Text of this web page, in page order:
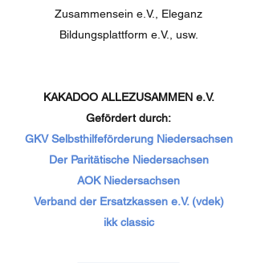
Zusammensein e.V., Eleganz
Bildungsplattform e.V., usw.
KAKADOO ALLEZUSAMMEN e.V.
Gefördert durch:
GKV Selbsthilfeförderung Niedersachsen
Der Paritätische Niedersachsen
AOK Niedersachsen
Verband der Ersatzkassen e.V. (vdek)
ikk classic